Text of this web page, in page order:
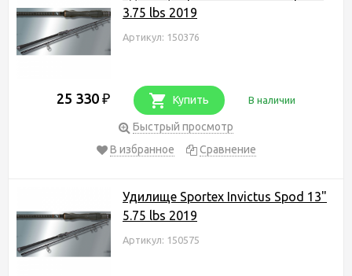
3.75 lbs 2019
Артикул: 150376
25 330 ₽ Купить В наличии
Быстрый просмотр
В избранное
Сравнение
Удилище Sportex Invictus Spod 13"
5.75 lbs 2019
Артикул: 150575